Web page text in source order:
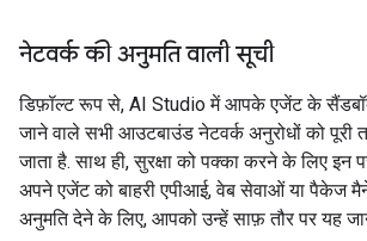
नेटवर्क की अनुमति वाली सूची
डिफ़ॉल्ट रूप से, AI Studio में आपके एजेंट के
जाने वाले सभी आउटबाउंड नेटवर्क अनुरोधों को पूरी
जाता है. साथ ही, सुरक्षा को पक्का करने के लिए इन
अपने एजेंट को बाहरी एपीआई, वेब सेवाओं या पैकेज
अनुमति देने के लिए, आपको उन्हें साफ़ तौर पर यह